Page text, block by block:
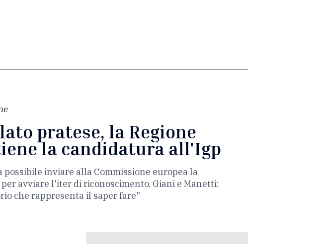
pratese, la Regione
la candidatura all'Igp
possibile inviare alla Commissione europea la
avviare l'iter di riconoscimento. Giani e Manetti:
che rappresenta il saper fare"